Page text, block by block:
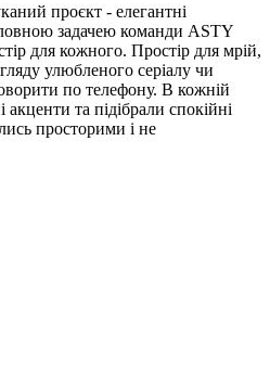
проєкт - елегантні
задачею команди ASTY
для кожного. Простір для мрій,
улюбленого серіалу чи
по телефону. В кожній
та підібрали спокійні
просторими і не